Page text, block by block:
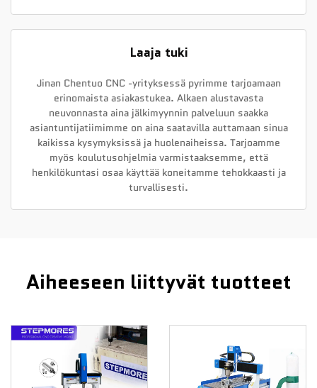
Laaja tuki
Jinan Chentuo CNC -yrityksessä pyrimme tarjoamaan
erinomaista asiakastukea. Alkaen alustavasta
neuvonnasta aina jälkimyynnin palveluun saakka
asiantuntijatiimimme on aina saatavilla auttamaan sinua
kaikissa kysymyksissä ja huolenaiheissa. Tarjoamme
myös koulutusohjelmia varmistaaksemme, että
henkilökuntasi osaa käyttää koneitamme tehokkaasti ja
turvallisesti.
Aiheeseen liittyvät tuotteet